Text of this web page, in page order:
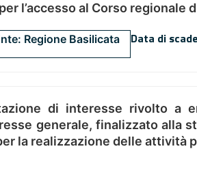
l’accesso al Corso
Regione Basilicata Data di
di interesse rivolto a
generale, finalizzato alla
la realizzazione delle attività